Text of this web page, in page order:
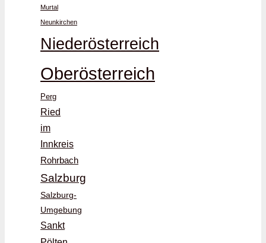
Murtal
Neunkirchen
Niederösterreich
Oberösterreich
Perg
Ried
im
Innkreis
Rohrbach
Salzburg
Salzburg-
Umgebung
Sankt